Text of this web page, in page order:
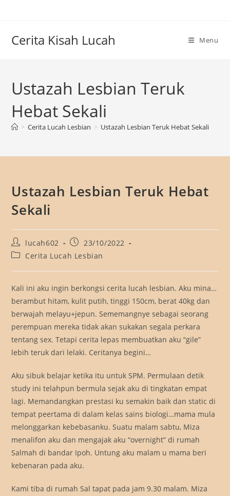
Cerita Kisah Lucah Menu
Ustazah Lesbian Teruk
Hebat Sekali
> Cerita Lucah Lesbian > Ustazah Lesbian Teruk Hebat Sekali
Ustazah Lesbian Teruk Hebat
Sekali
Post
author:
lucah602
Post
published:
23/10/2022
PostCerita Lucah Lesbian
Kali ini aku ingin berkongsi cerita lucah lesbian. Aku mina…
berambut hitam, kulit putih, tinggi 150cm, berat 40kg dan
berwajah melayu+jepun. Sememangnye sebagai seorang
perempuan mereka tidak akan sukakan segala perkara
tentang sex. Tetapi cerita lepas membuatkan aku “gile”
lebih teruk dari lelaki. Ceritanya begini…
Aku sibuk belajar ketika itu untuk SPM. Permulaan detik
study ini telahpun bermula sejak aku di tingkatan empat
lagi. Memandangkan prestasi ku semakin baik dan static di
tempat peertama di dalam kelas sains biologi…mama mula
melonggarkan kebebasanku. Suatu malam sabtu, Miza
menalifon aku dan mengajak aku “overnight” di rumah
Salmah di bandar Ipoh. Untung aku malam u mama beri
kebenaran pada aku.
Kami tiba di rumah Sal tapat pada jam 9.30 malam. Miza